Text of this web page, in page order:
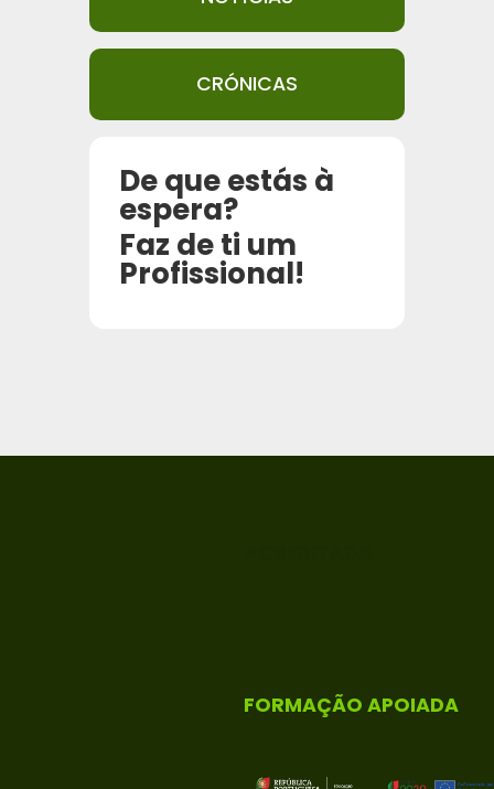
CRÓNICAS
De que estás à
espera?
Faz de ti um
Profissional!
FORMAÇÃO APOIADA